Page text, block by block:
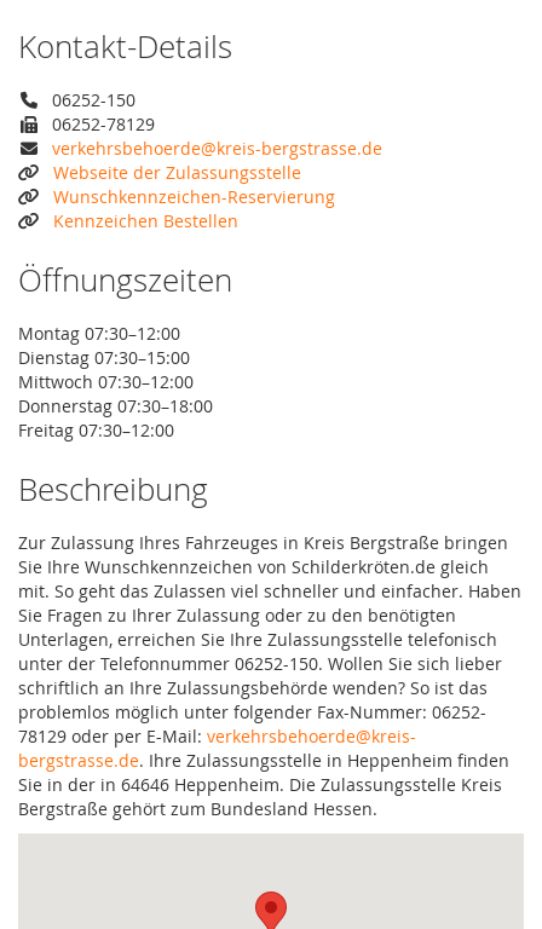
Kontakt-Details
06252-150
06252-78129
verkehrsbehoerde@kreis-bergstrasse.de
Webseite der Zulassungsstelle
Wunschkennzeichen-Reservierung
Kennzeichen Bestellen
Öffnungszeiten
Montag 07:30–12:00
Dienstag 07:30–15:00
Mittwoch 07:30–12:00
Donnerstag 07:30–18:00
Freitag 07:30–12:00
Beschreibung
Zur Zulassung Ihres Fahrzeuges in Kreis Bergstraße bringen
Sie Ihre Wunschkennzeichen von Schilderkröten.de gleich
mit. So geht das Zulassen viel schneller und einfacher. Haben
Sie Fragen zu Ihrer Zulassung oder zu den benötigten
Unterlagen, erreichen Sie Ihre Zulassungsstelle telefonisch
unter der Telefonnummer 06252-150. Wollen Sie sich lieber
schriftlich an Ihre Zulassungsbehörde wenden? So ist das
problemlos möglich unter folgender Fax-Nummer: 06252-
78129 oder per E-Mail: verkehrsbehoerde@kreis-
bergstrasse.de. Ihre Zulassungsstelle in Heppenheim finden
Sie in der in 64646 Heppenheim. Die Zulassungsstelle Kreis
Bergstraße gehört zum Bundesland Hessen.